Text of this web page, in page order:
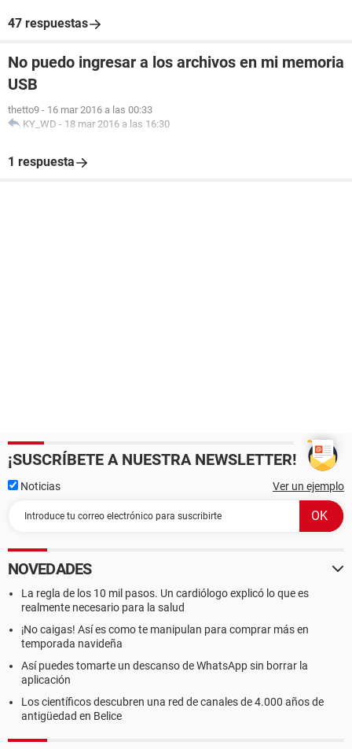
47 respuestas
No puedo ingresar a los archivos en mi memoria
USB
thetto9 - 16 mar 2016 a las 00:33
KY_WD - 18 mar 2016 a las 16:30
1 respuesta
¡SUSCRÍBETE A NUESTRA NEWSLETTER!
Noticias Ver un ejemplo
NOVEDADES
La regla de los 10 mil pasos. Un cardiólogo explicó lo que es
realmente necesario para la salud
¡No caigas! Así es como te manipulan para comprar más en
temporada navideña
Así puedes tomarte un descanso de WhatsApp sin borrar la
aplicación
Los científicos descubren una red de canales de 4.000 años de
antigüedad en Belice